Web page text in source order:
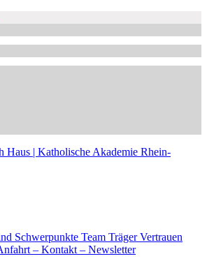
Schwerpunkte Team TrägerVertrauen
– Kontakt – Newsletter